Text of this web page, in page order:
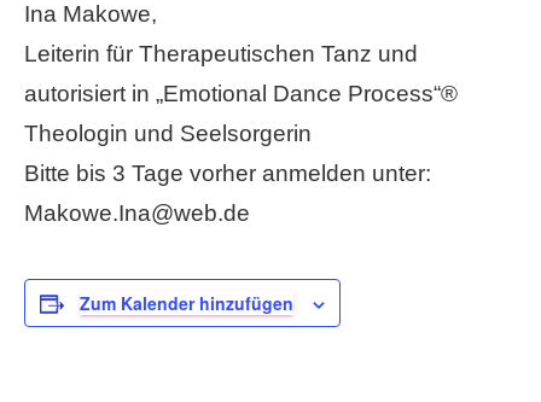
Ina Makowe,
Leiterin für Therapeutischen Tanz und
autorisiert in „Emotional Dance Process“®
Theologin und Seelsorgerin
Bitte bis 3 Tage vorher anmelden unter:
Makowe.Ina@web.de
Zum Kalender hinzufügen